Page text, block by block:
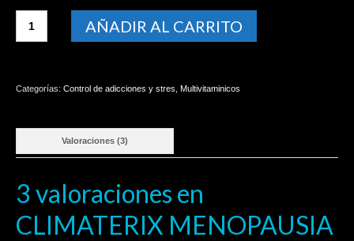
MENOPAUSIAAÑADIR AL CARRITO
Categorías: Control de adicciones y stres Multivitaminicos
Valoraciones (3)
3 valoraciones en
CLIMATERIX MENOPAUSIA